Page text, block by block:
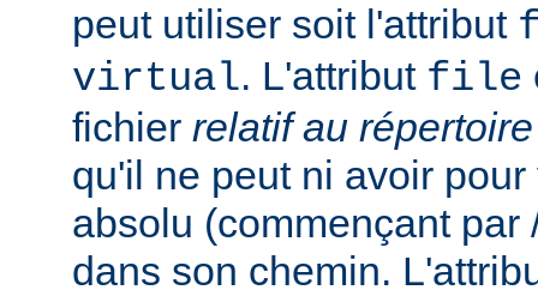
peut utiliser soit l'attribut
virtual. L'attribut file
fichier relatif au
qu'il ne peut ni avoir
absolu (commençant par
dans son chemin.